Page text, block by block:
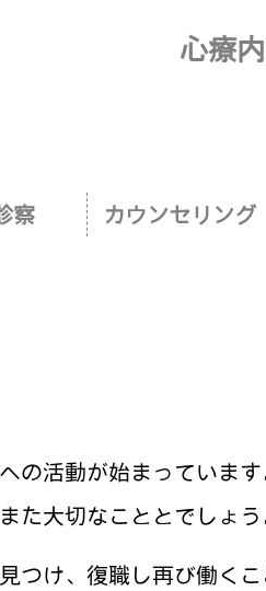
心療
察 カウンセリング
の活動が始まっています
た大切なこととでしょう
つけ、復職し再び働く